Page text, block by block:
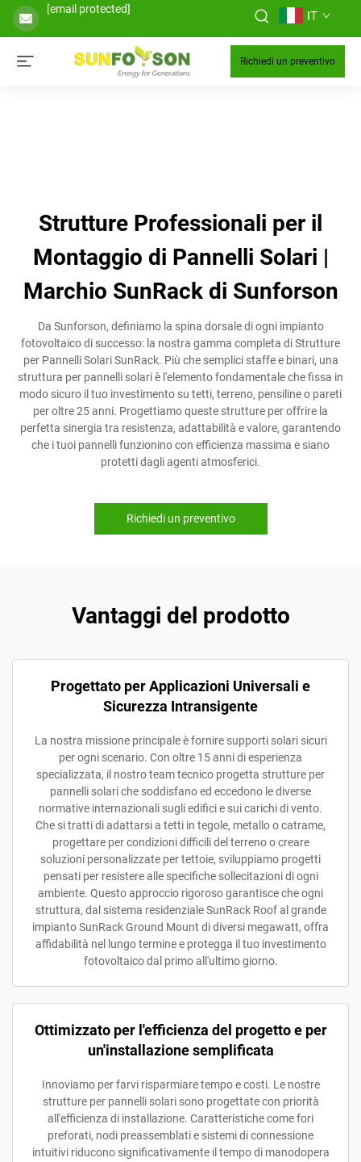
[email protected] IT
Richiedi un preventivo
Strutture Professionali per il
Montaggio di Pannelli Solari |
Marchio SunRack di Sunforson
Da Sunforson, definiamo la spina dorsale di ogni impianto
fotovoltaico di successo: la nostra gamma completa di Strutture
per Pannelli Solari SunRack. Più che semplici staffe e binari, una
struttura per pannelli solari è l'elemento fondamentale che fissa in
modo sicuro il tuo investimento su tetti, terreno, pensiline o pareti
per oltre 25 anni. Progettiamo queste strutture per offrire la
perfetta sinergia tra resistenza, adattabilità e valore, garantendo
che i tuoi pannelli funzionino con efficienza massima e siano
protetti dagli agenti atmosferici.
Richiedi un preventivo
Vantaggi del prodotto
Progettato per Applicazioni Universali e
Sicurezza Intransigente
La nostra missione principale è fornire supporti solari sicuri
per ogni scenario. Con oltre 15 anni di esperienza
specializzata, il nostro team tecnico progetta strutture per
pannelli solari che soddisfano ed eccedono le diverse
normative internazionali sugli edifici e sui carichi di vento.
Che si tratti di adattarsi a tetti in tegole, metallo o catrame,
progettare per condizioni difficili del terreno o creare
soluzioni personalizzate per tettoie, sviluppiamo progetti
pensati per resistere alle specifiche sollecitazioni di ogni
ambiente. Questo approccio rigoroso garantisce che ogni
struttura, dal sistema residenziale SunRack Roof al grande
impianto SunRack Ground Mount di diversi megawatt, offra
affidabilità nel lungo termine e protegga il tuo investimento
fotovoltaico dal primo all'ultimo giorno.
Ottimizzato per l'efficienza del progetto e per
un'installazione semplificata
Innoviamo per farvi risparmiare tempo e costi. Le nostre
strutture per pannelli solari sono progettate con priorità
all'efficienza di installazione. Caratteristiche come fori
preforati, nodi preassemblati e sistemi di connessione
intuitivi riducono significativamente il tempo di manodopera